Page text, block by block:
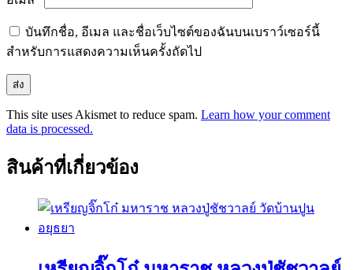
บันทึกชื่อ, อีเมล และชื่อเว็บไซต์ของฉันบนเบราว์เซอร์นี้
สำหรับการแสดงความเห็นครั้งถัดไป
This site uses Akismet to reduce spam. Learn how your comment
data is processed.
สินค้าที่เกี่ยวข้อง